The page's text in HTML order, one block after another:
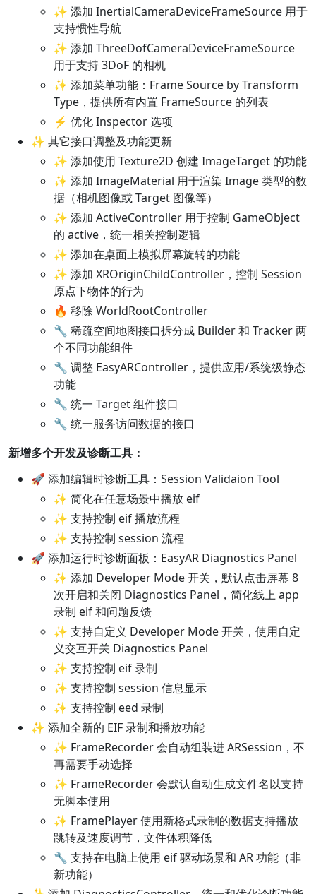
✨ 添加 InertialCameraDeviceFrameSource 用于
支持惯性导航
✨ 添加 ThreeDofCameraDeviceFrameSource
用于支持 3DoF 的相机
✨ 添加菜单功能：Frame Source by Transform
Type，提供所有内置 FrameSource 的列表
⚡ 优化 Inspector 选项
✨ 其它接口调整及功能更新
✨ 添加使用 Texture2D 创建 ImageTarget 的功能
✨ 添加 ImageMaterial 用于渲染 Image 类型的数
据（相机图像或 Target 图像等）
✨ 添加 ActiveController 用于控制 GameObject
的 active，统一相关控制逻辑
✨ 添加在桌面上模拟屏幕旋转的功能
✨ 添加 XROriginChildController，控制 Session
原点下物体的行为
🔥 移除 WorldRootController
🔧 稀疏空间地图接口拆分成 Builder 和 Tracker 两
个不同功能组件
🔧 调整 EasyARController，提供应用/系统级静态
功能
🔧 统一 Target 组件接口
🔧 统一服务访问数据的接口
新增多个开发及诊断工具：
🚀 添加编辑时诊断工具：Session Validaion Tool
✨ 简化在任意场景中播放 eif
✨ 支持控制 eif 播放流程
✨ 支持控制 session 流程
🚀 添加运行时诊断面板：EasyAR Diagnostics Panel
✨ 添加 Developer Mode 开关，默认点击屏幕 8
次开启和关闭 Diagnostics Panel，简化线上 app
录制 eif 和问题反馈
✨ 支持自定义 Developer Mode 开关，使用自定
义交互开关 Diagnostics Panel
✨ 支持控制 eif 录制
✨ 支持控制 session 信息显示
✨ 支持控制 eed 录制
✨ 添加全新的 EIF 录制和播放功能
✨ FrameRecorder 会自动组装进 ARSession，不
再需要手动选择
✨ FrameRecorder 会默认自动生成文件名以支持
无脚本使用
✨ FramePlayer 使用新格式录制的数据支持播放
跳转及速度调节，文件体积降低
🔧 支持在电脑上使用 eif 驱动场景和 AR 功能（非
新功能）